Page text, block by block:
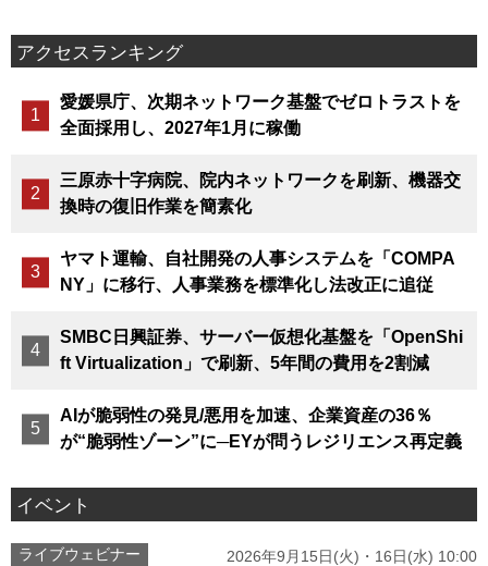
アクセスランキング
愛媛県庁、次期ネットワーク基盤でゼロトラストを
全面採用し、2027年1月に稼働
三原赤十字病院、院内ネットワークを刷新、機器交
換時の復旧作業を簡素化
ヤマト運輸、自社開発の人事システムを「COMPA
NY」に移行、人事業務を標準化し法改正に追従
SMBC日興証券、サーバー仮想化基盤を「OpenShi
ft Virtualization」で刷新、5年間の費用を2割減
AIが脆弱性の発見/悪用を加速、企業資産の36％
が“脆弱性ゾーン”に─EYが問うレジリエンス再定義
イベント
ライブウェビナー 2026年9月15日(火)・16日(水) 10:00